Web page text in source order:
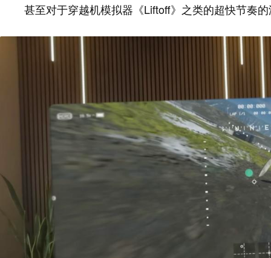
甚至对于穿越机模拟器《Liftoff》之类的超快节奏